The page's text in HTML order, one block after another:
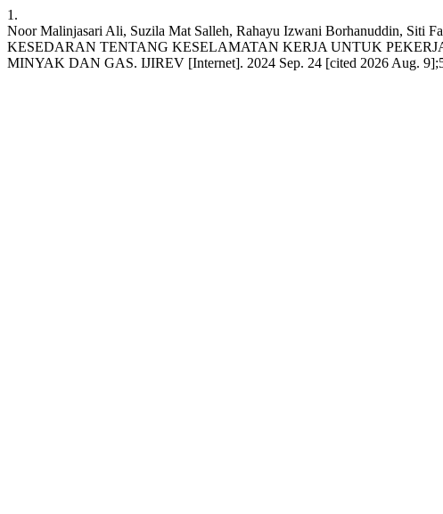
1.
Noor Malinjasari Ali, Suzila Mat Salleh, Rahayu Izwani Borhanuddin, Siti
KESEDARAN TENTANG KESELAMATAN KERJA UNTUK
MINYAK DAN GAS. IJIREV [Internet]. 2024 Sep. 24 [cited 2026 Aug.